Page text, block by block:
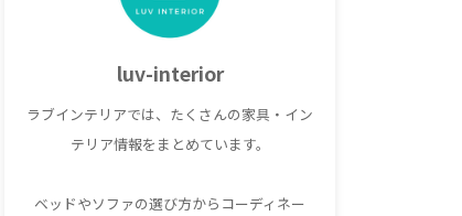
luv-interior
ラブインテリアでは、たくさんの家具・イン
テリア情報をまとめています。
ベッドやソファの選び方からコーディネー